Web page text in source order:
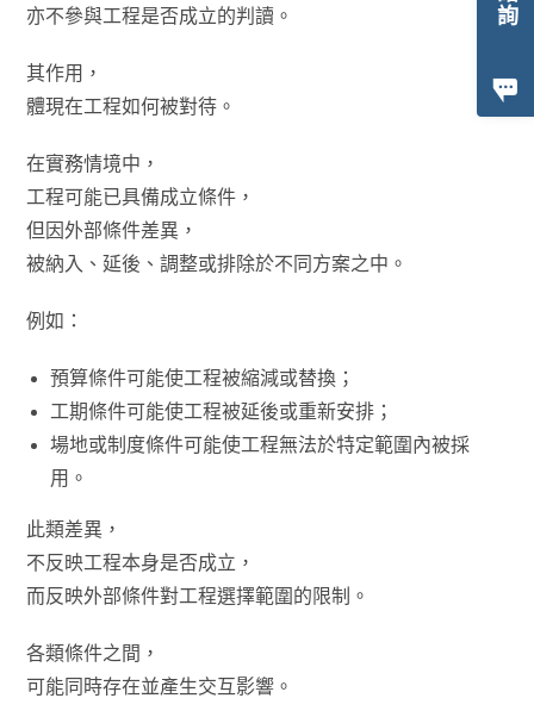
亦不參與工程是否成立的判讀。
其作用，
體現在工程如何被對待。
在實務情境中，
工程可能已具備成立條件，
但因外部條件差異，
被納入、延後、調整或排除於不同方案之中。
例如：
預算條件可能使工程被縮減或替換；
工期條件可能使工程被延後或重新安排；
場地或制度條件可能使工程無法於特定範圍內被採
用。
此類差異，
不反映工程本身是否成立，
而反映外部條件對工程選擇範圍的限制。
各類條件之間，
可能同時存在並產生交互影響。